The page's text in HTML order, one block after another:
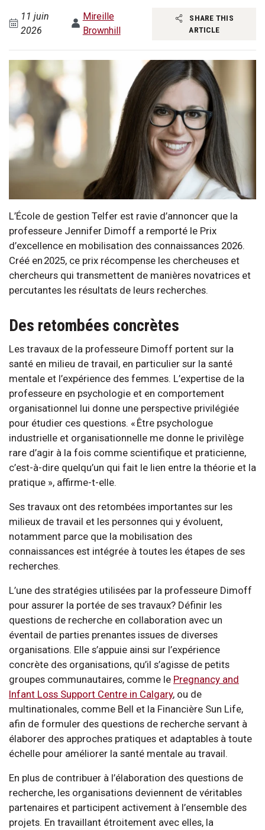
11 juin
2026
Mireille
Brownhill
SHARE THIS
ARTICLE
L’École de gestion Telfer est ravie d’annoncer que la
professeure Jennifer Dimoff a remporté le Prix
d’excellence en mobilisation des connaissances 2026.
Créé en 2025, ce prix récompense les chercheuses et
chercheurs qui transmettent de manières novatrices et
percutantes les résultats de leurs recherches.
Des retombées concrètes
Les travaux de la professeure Dimoff portent sur la
santé en milieu de travail, en particulier sur la santé
mentale et l’expérience des femmes. L’expertise de la
professeure en psychologie et en comportement
organisationnel lui donne une perspective privilégiée
pour étudier ces questions. « Être psychologue
industrielle et organisationnelle me donne le privilège
rare d’agir à la fois comme scientifique et praticienne,
c’est-à-dire quelqu’un qui fait le lien entre la théorie et la
pratique », affirme-t-elle.
Ses travaux ont des retombées importantes sur les
milieux de travail et les personnes qui y évoluent,
notamment parce que la mobilisation des
connaissances est intégrée à toutes les étapes de ses
recherches.
L’une des stratégies utilisées par la professeure Dimoff
pour assurer la portée de ses travaux? Définir les
questions de recherche en collaboration avec un
éventail de parties prenantes issues de diverses
organisations. Elle s’appuie ainsi sur l’expérience
concrète des organisations, qu’il s’agisse de petits
groupes communautaires, comme le Pregnancy and
Infant Loss Support Centre in Calgary, ou de
multinationales, comme Bell et la Financière Sun Life,
afin de formuler des questions de recherche servant à
élaborer des approches pratiques et adaptables à toute
échelle pour améliorer la santé mentale au travail.
En plus de contribuer à l’élaboration des questions de
recherche, les organisations deviennent de véritables
partenaires et participent activement à l’ensemble des
projets. En travaillant étroitement avec elles, la